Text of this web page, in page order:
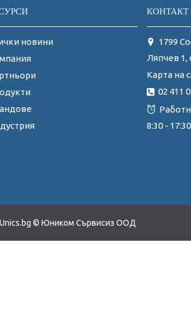
новини
КОНТАКТ
1799
Ляпчев 1,
Карта на
02 411
8:30 -
Unics.bg © Юником Сървисиз ООД